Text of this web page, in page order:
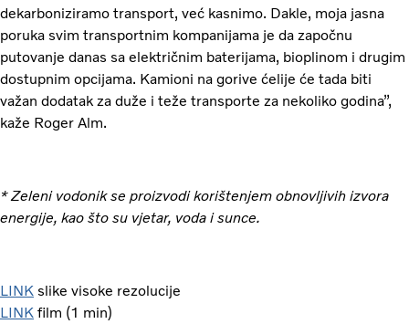
dekarboniziramo transport, već kasnimo. Dakle, moja jasna
poruka svim transportnim kompanijama je da započnu
putovanje danas sa električnim baterijama, bioplinom i drugim
dostupnim opcijama. Kamioni na gorive ćelije će tada biti
važan dodatak za duže i teže transporte za nekoliko godina”,
kaže Roger Alm.
* Zeleni vodonik se proizvodi korištenjem obnovljivih izvora
energije, kao što su vjetar, voda i sunce.
LINK slike visoke rezolucije
LINK film (1 min)